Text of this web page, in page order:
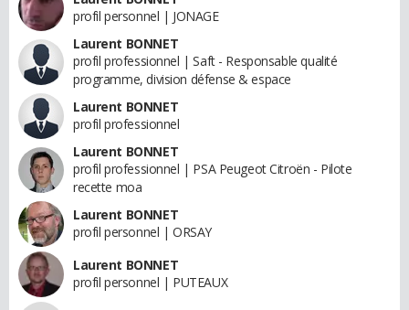
profil personnel | JONAGE
Laurent BONNET
profil professionnel | Saft - Responsable qualité
programme, division défense & espace
Laurent BONNET
profil professionnel
Laurent BONNET
profil professionnel | PSA Peugeot Citroën - Pilote
recette moa
Laurent BONNET
profil personnel | ORSAY
Laurent BONNET
profil personnel | PUTEAUX